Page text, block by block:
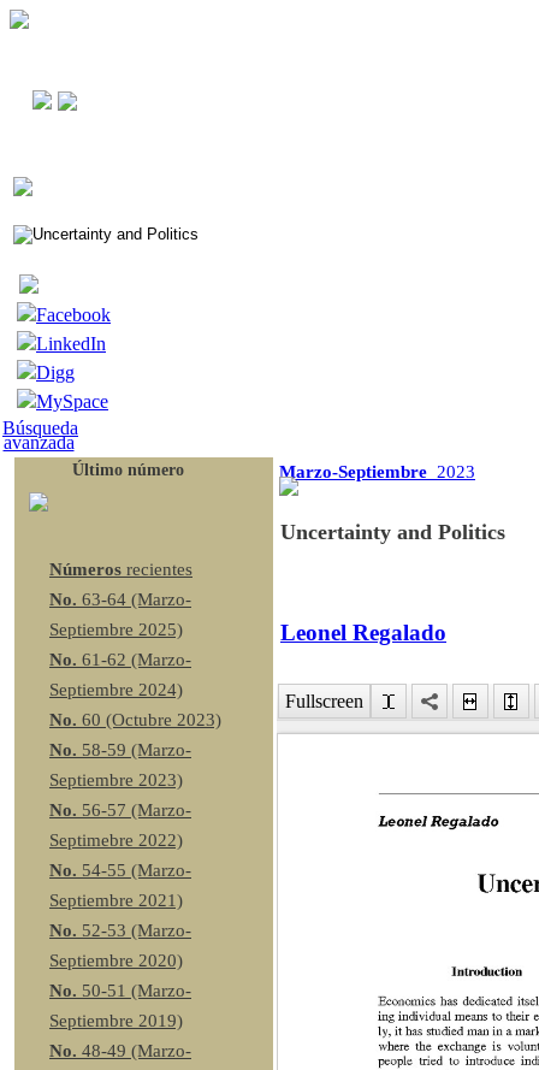
Facebook
LinkedIn
Digg
MySpace
Búsqueda
avanzada
Último número
Números recientes
No. 63-64 (Marzo-
Septiembre 2025)
No. 61-62 (Marzo-
Septiembre 2024)
No. 60 (Octubre 2023)
No. 58-59 (Marzo-
Septiembre 2023)
No. 56-57 (Marzo-
Septimebre 2022)
No. 54-55 (Marzo-
Septiembre 2021)
No. 52-53 (Marzo-
Septiembre 2020)
No. 50-51 (Marzo-
Septiembre 2019)
No. 48-49 (Marzo-
Marzo-Septiembre 2023
Uncertainty and Politics
Leonel Regalado
Fullscreen